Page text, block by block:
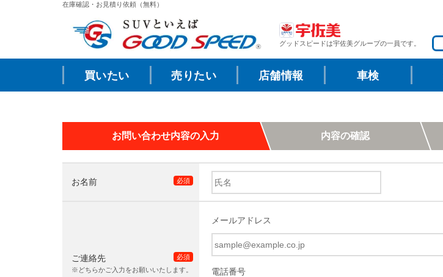
在庫確認・お見積り依頼（無料）
グッドスピードは宇佐美グループの一員です。
買いたい 売りたい 店舗情報 車検
お問い合わせ内容の入力 内容の確認
お名前 必須
ご連絡先
必須
※どちらかご入力をお願いいたします。
メールアドレス
電話番号